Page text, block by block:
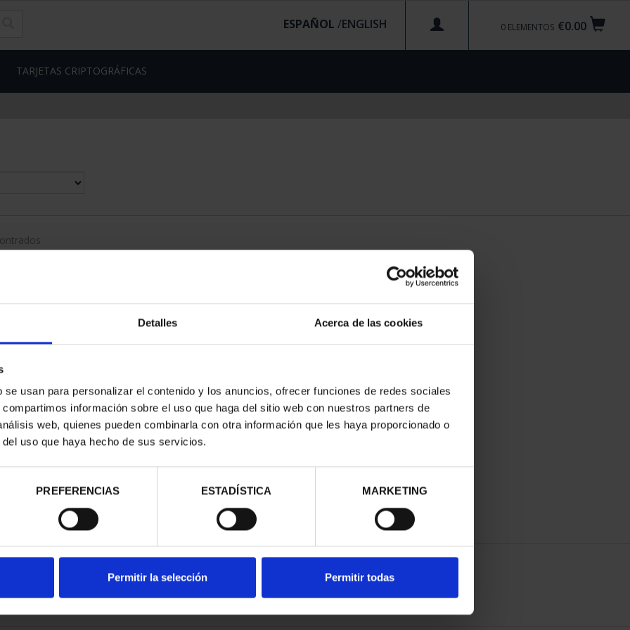
Detalles Acerca de las cookies
usan para personalizar el contenido y los anuncios, ofrecer funciones de redes sociales
información sobre el uso que haga del sitio web con nuestros partners de
web, quienes pueden combinarla con otra información que les haya proporcionado o
uso que haya hecho de sus servicios.
PREFERENCIAS ESTADÍSTICA MARKETING
Permitir la selección Permitir todas
€0.00
0 ELEMENTOS
ESPAÑOL /
TARJETAS CRIPTOGRÁFICAS
40 EUR